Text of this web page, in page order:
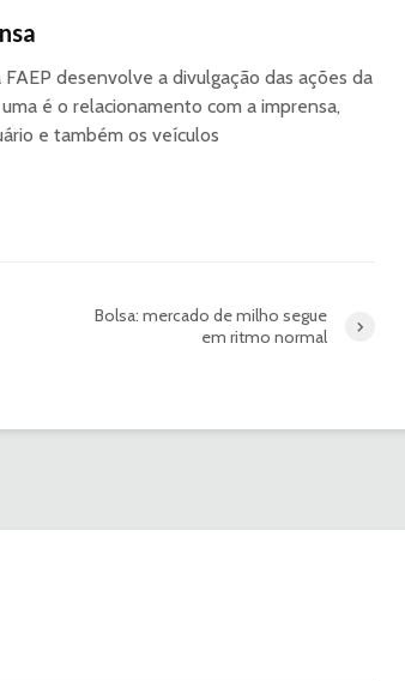
desenvolve a divulgação das ações da
é o relacionamento com a imprensa,
e também os veículos
Bolsa: mercado de milho segue
em ritmo normal